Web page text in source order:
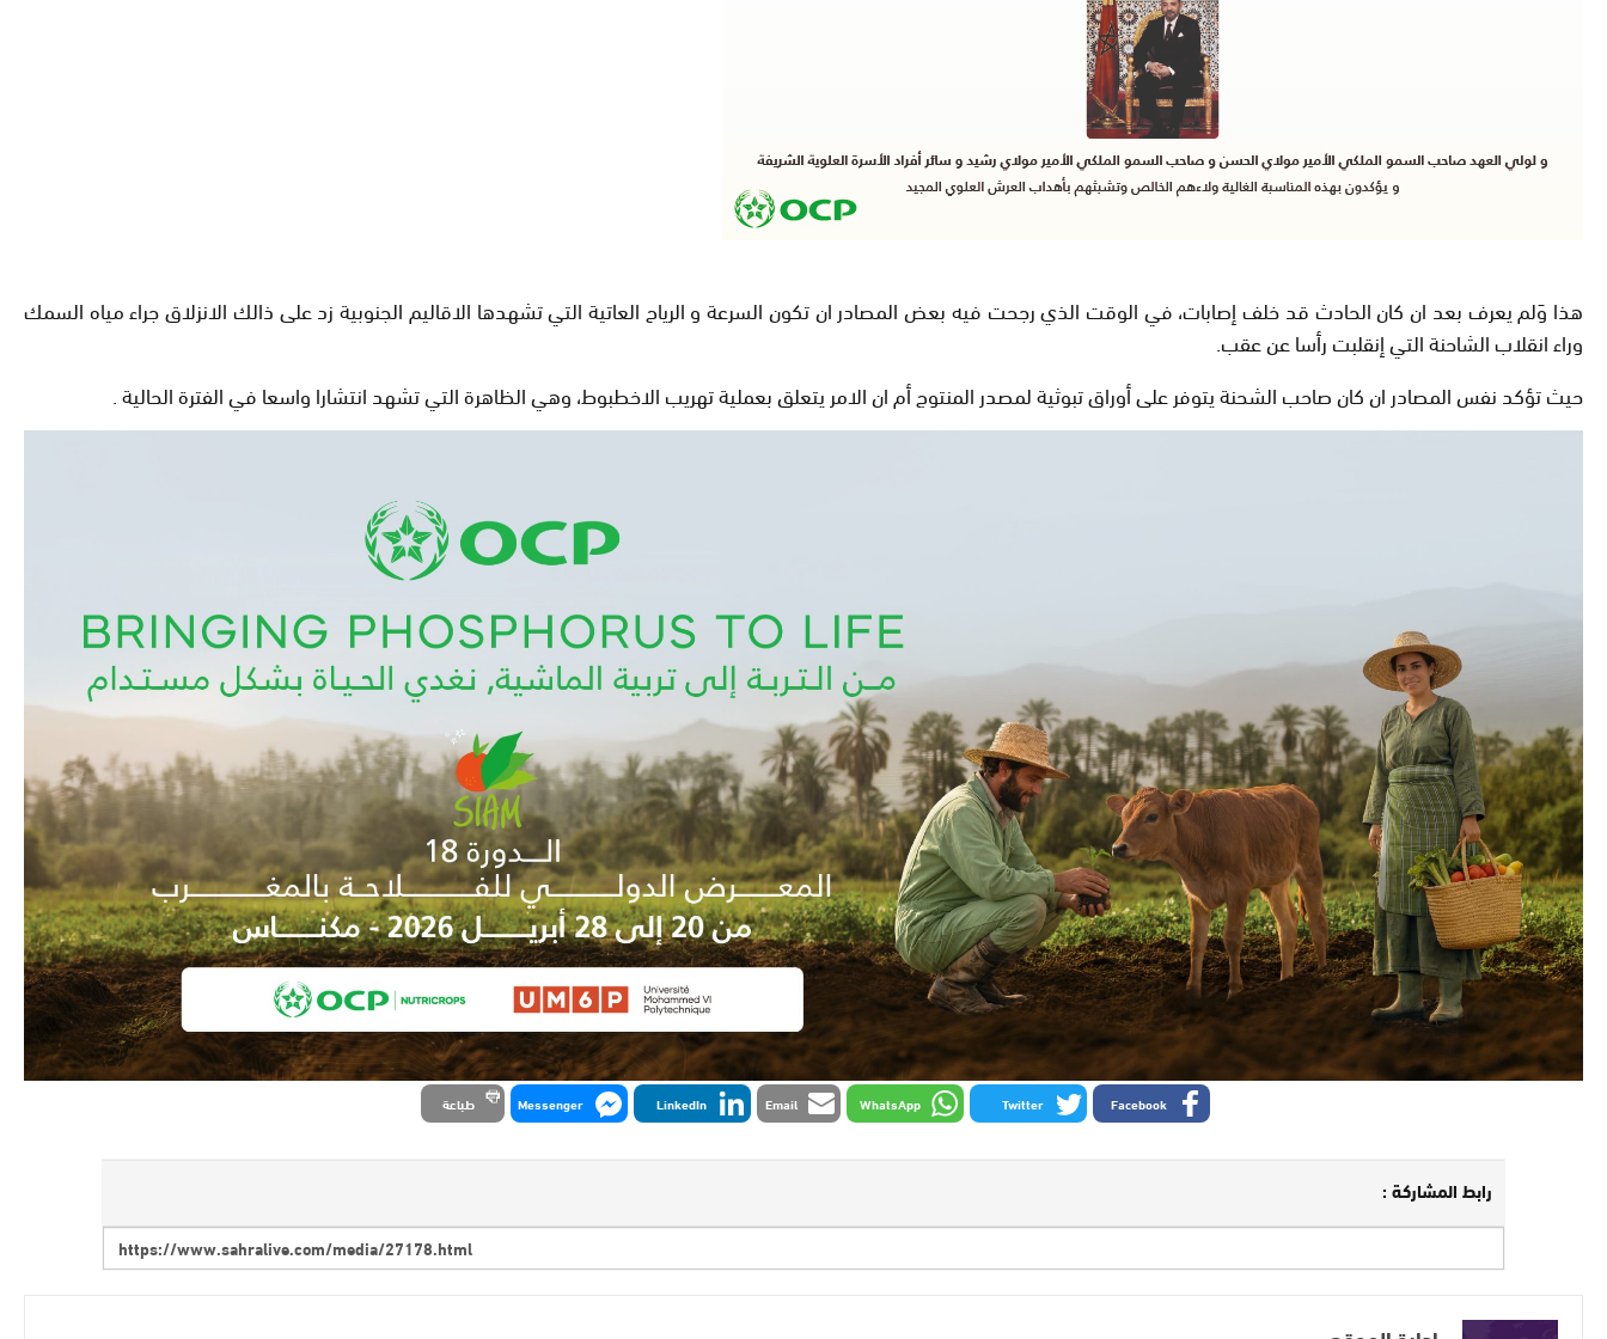
هذا وَلم يعرف بعد ان كان الحادث قد خلف إصابات، في الوقت الذي رجحت فيه بعض المصادر ان تكون السرعة و الرياح العاتية التي تشهدها الاقاليم الجنوبية زد على ذالك الانزلاق جراء مياه السمك
وراء انقلاب الشاحنة التي إنقلبت رأسا عن عقب.
حيثتؤكد نفس المصادر ان كان صاحب الشحنة يتوفر على أوراق تبوثية لمصدر المنتوج أم ان الامر يتعلق بعملية تهريب الاخطبوط، وهي الظاهرة التي تشهد انتشارا واسعا في الفترة الحالية .
Facebook
Twitter
WhatsApp
Email
LinkedIn
Messenger طباعة
رابط المشاركة :